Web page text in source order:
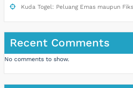
Kuda Togel: Peluang Emas maupun
Recent Comments
No comments to show.